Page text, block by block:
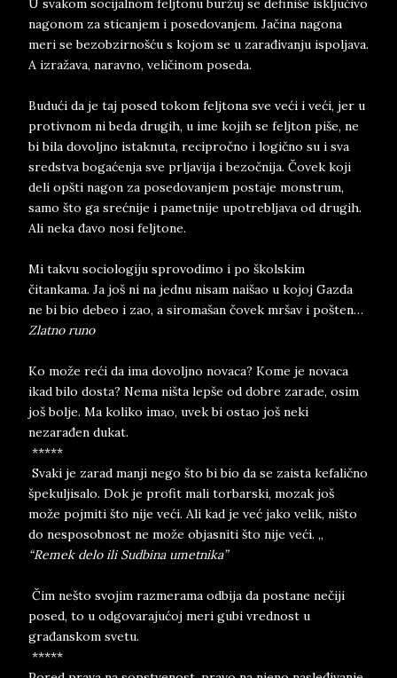
U svakom socijalnom feljtonu buržuj se definiše isključivo
nagonom za sticanjem i posedovanjem. Jačina nagona
meri se bezobzirnošću s kojom se u zarađivanju ispoljava.
A izražava, naravno, veličinom poseda.
Budući da je taj posed tokom feljtona sve veći i veći, jer u
protivnom ni beda drugih, u ime kojih se feljton piše, ne
bi bila dovoljno istaknuta, recipročno i logično su i sva
sredstva bogaćenja sve prljavija i bezočnija. Čovek koji
deli opšti nagon za posedovanjem postaje monstrum,
samo što ga srećnije i pametnije upotrebljava od drugih.
Ali neka đavo nosi feljtone.
Mi takvu sociologiju sprovodimo i po školskim
čitankama. Ja još ni na jednu nisam naišao u kojoj Gazda
ne bi bio debeo i zao, a siromašan čovek mršav i pošten…
Zlatno runo
Ko može reći da ima dovoljno novaca? Kome je novaca
ikad bilo dosta? Nema ništa lepše od dobre zarade, osim
još bolje. Ma koliko imao, uvek bi ostao još neki
nezarađen dukat.
*****
Svaki je zarad manji nego što bi bio da se zaista kefalično
špekuljisalo. Dok je profit mali torbarski, mozak još
može pojmiti što nije veći. Ali kad je već jako velik, ništo
do nesposobnost ne može objasniti što nije veći. „
“Remek delo ili Sudbina umetnika”
Čim nešto svojim razmerama odbija da postane nečiji
posed, to u odgovarajućoj meri gubi vrednost u
građanskom svetu.
*****